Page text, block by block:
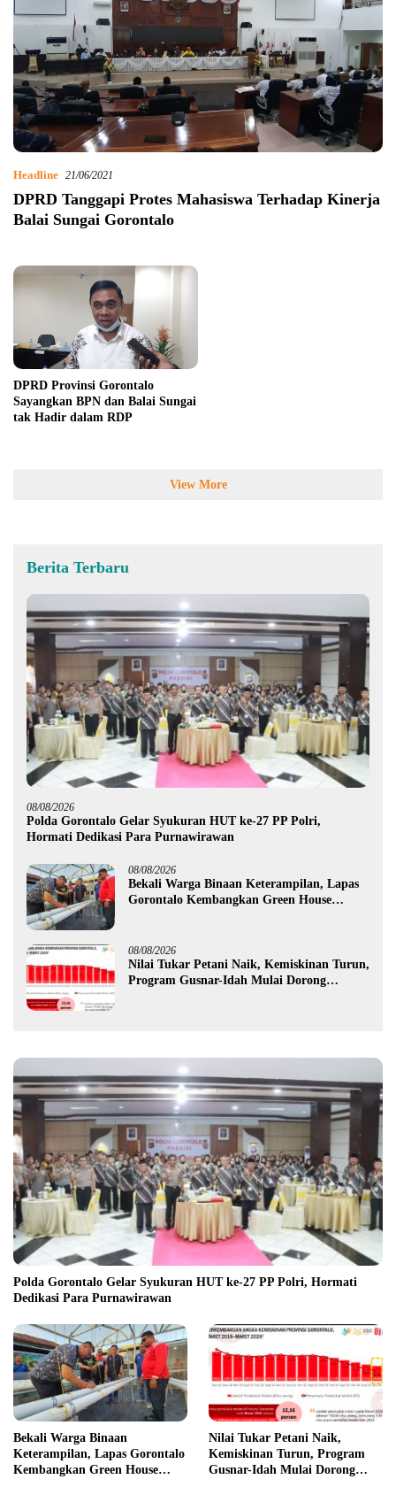
Headline 21/06/2021
DPRD Tanggapi Protes Mahasiswa Terhadap Kinerja
Balai Sungai Gorontalo
DPRD Provinsi Gorontalo
Sayangkan BPN dan Balai Sungai
tak Hadir dalam RDP
View More
Berita Terbaru
08/08/2026
Polda Gorontalo Gelar Syukuran HUT ke-27 PP Polri,
Hormati Dedikasi Para Purnawirawan
08/08/2026
Bekali Warga Binaan Keterampilan, Lapas
Gorontalo Kembangkan Green House
08/08/2026
Nilai Tukar Petani Naik, Kemiskinan Turun,
Program Gusnar-Idah Mulai Dorong
Polda Gorontalo Gelar Syukuran HUT ke-27 PP Polri, Hormati
Dedikasi Para Purnawirawan
Bekali Warga Binaan
Keterampilan, Lapas Gorontalo
Kembangkan Green House
Nilai Tukar Petani Naik,
Kemiskinan Turun, Program
Gusnar-Idah Mulai Dorong